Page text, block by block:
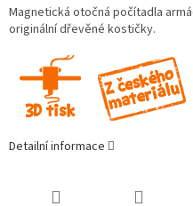
Magnetická otočná počítadla
originální dřevěné kostičky.
Detailní informace